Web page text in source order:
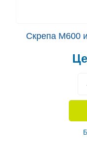
Скрепа М600